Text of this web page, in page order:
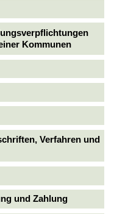
Kommunen
Verfahren und
und Zahlung